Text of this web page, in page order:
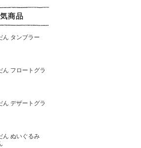
商品
ん タンブラー
ん フロートグラ
ん デザートグラ
ん ぬいぐるみ